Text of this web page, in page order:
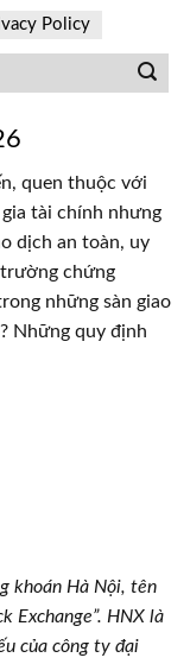
Policy
quen thuộc với
tài chính nhưng
dịch an toàn, uy
chứng
những sàn giao
Những quy định
khoán Hà Nội, tên
Exchange”. HNX là
của công ty đại